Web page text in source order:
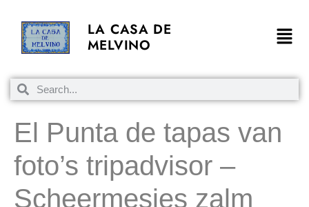
LA CASA DE
MELVINO
El Punta de tapas van
foto’s tripadvisor –
Scheermesjes zalm